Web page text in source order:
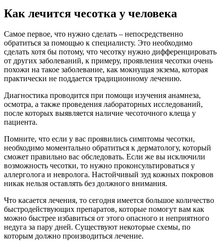
Как лечится чесотка у человека
Самое первое, что нужно сделать – непосредственно
обратиться за помощью к специалисту. Это необходимо
сделать хотя бы потому, что чесотку нужно дифференцировать
от других заболеваний, к примеру, проявления чесотки очень
похожи на такое заболевание, как мокнущая экзема, которая
практически не поддается традиционному лечению.
Диагностика проводится при помощи изучения анамнеза,
осмотра, а также проведения лабораторных исследований,
после которых выявляется наличие чесоточного клеща у
пациента.
Помните, что если у вас проявились симптомы чесотки,
необходимо моментально обратиться к дерматологу, который
сможет правильно вас обследовать. Если же вы исключили
возможность чесотки, то нужно проконсультироваться у
аллерголога и невролога. Настойчивый зуд кожных покровов
никак нельзя оставлять без должного внимания.
Что касается лечения, то сегодня имеется большое количество
быстродействующих препаратов, которые помогут вам как
можно быстрее избавиться от этого опасного и неприятного
недуга за пару дней. Существуют некоторые схемы, по
которым должно производиться лечение.